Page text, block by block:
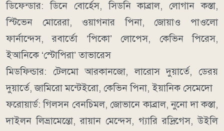
ডিফেন্ডার: ডিনে বোর্হেস, সিডনি কাব্রাল, লোগান কস্তা,
স্টিভেন মোরেরা, ওয়াগনার পিনা, জোয়াও পাওলো
ফার্নান্দেস, রবার্তো ‘পিকো’ লোপেস, কেভিন পিরেস,
ইআনিকে ‘স্টোপিরা’ তাভারেস
মিডফিল্ডার: টেলমো আরকানজো, লারোস দুয়ার্তে, ডেরয়
দুয়ার্তে, জামিরো মন্টেইরো, কেভিন পিনা, ইয়ানিক সেমেদো
ফরোয়ার্ড: গিলসন বেনচিমল, জোভানে কাব্রাল, নুনো দা কস্তা,
দাইলন লিভ্রামেন্তো, রায়ান মেন্দেস, গ্যারি রদ্রিগেস, উইলি